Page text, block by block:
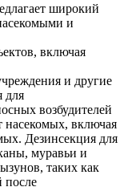
широкий
и
включая
и другие
для
возбудителей
насекомых, включая
Дезинсекция для
муравьи и
таких как